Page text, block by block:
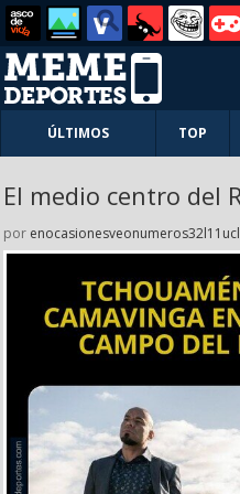
ÚLTIMOS TOP
El medio centro del
por enocasionesveonumeros32l11ucl